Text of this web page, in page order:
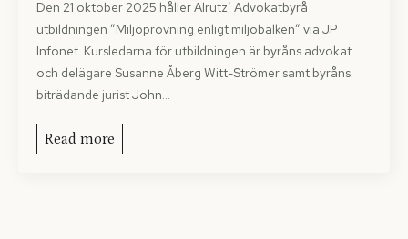
Den 21 oktober 2025 håller Alrutz’ Advokatbyrå
utbildningen ”Miljöprövning enligt miljöbalken” via JP
Infonet. Kursledarna för utbildningen är byråns advokat
och delägare Susanne Åberg Witt-Strömer samt byråns
biträdande jurist John…
Read more